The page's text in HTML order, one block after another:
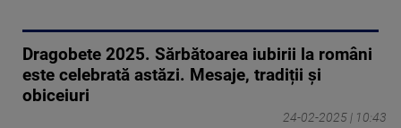
Dragobete 2025. Sărbătoarea iubirii la români
este celebrată astăzi. Mesaje, tradiții și
obiceiuri
24-02-2025 | 10:43